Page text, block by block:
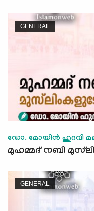
GENERAL
ഡോ. മോയിന്‍ ഹുദവി
മുഹമ്മദ് നബി
GENERAL